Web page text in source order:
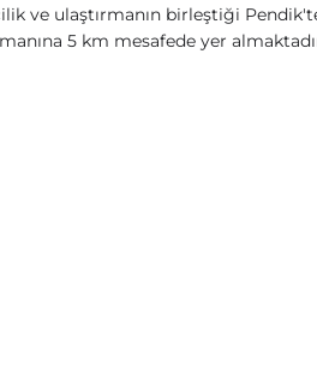
ve ulaştırmanın birleştiği
5 km mesafede yer